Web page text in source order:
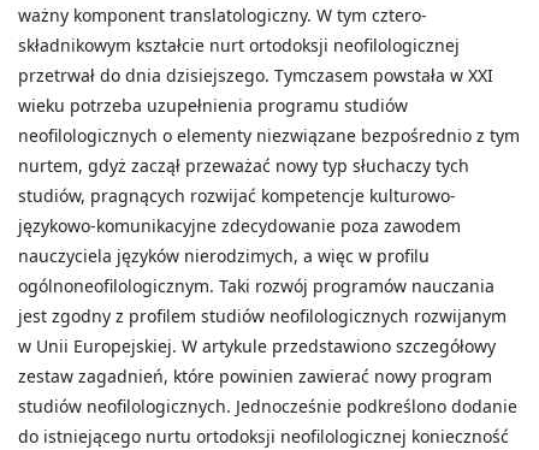
ważny komponent translatologiczny. W tym cztero-
składnikowym kształcie nurt ortodoksji neofilologicznej
przetrwał do dnia dzisiejszego. Tymczasem powstała w XXI
wieku potrzeba uzupełnienia programu studiów
neofilologicznych o elementy niezwiązane bezpośrednio z tym
nurtem, gdyż zaczął przeważać nowy typ słuchaczy tych
studiów, pragnących rozwijać kompetencje kulturowo-
językowo-komunikacyjne zdecydowanie poza zawodem
nauczyciela języków nierodzimych, a więc w profilu
ogólnoneofilologicznym. Taki rozwój programów nauczania
jest zgodny z profilem studiów neofilologicznych rozwijanym
w Unii Europejskiej. W artykule przedstawiono szczegółowy
zestaw zagadnień, które powinien zawierać nowy program
studiów neofilologicznych. Jednocześnie podkreślono dodanie
do istniejącego nurtu ortodoksji neofilologicznej konieczność